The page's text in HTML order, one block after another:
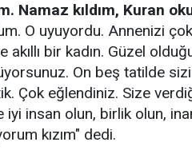
Namaz kıldım, Kuran
O uyuyordu. Annenizi
akıllı bir kadın. Güzel
On beş tatilde
Çok eğlendiniz. Size
iyi insan olun, birlik olun,
kızım" dedi.